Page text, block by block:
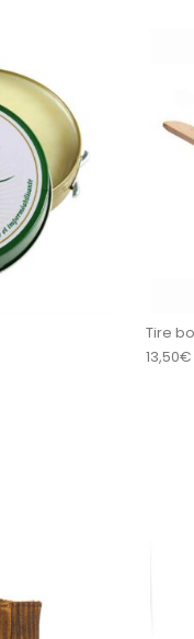
Tire
13,50€
Ce produit a